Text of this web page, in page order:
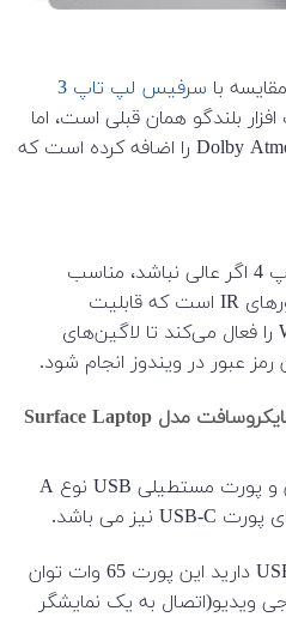
سرفیس لپ تاپ 3
بلندگو همان قبلی است، اما
مایکروسافت پشتیبانی از Dolby Atmos 9 را اضافه کرده است که
کیفیت وب‌کم سرفیس لپ‌تاپ 4 اگر عالی نباشد، مناسب
است. این دوربین دارای سنسورهای IR است که قابلیت
تشخیص چهره Windows Hello را فعال می‌کند تا لاگین‌های
عبور در ویندوز انجام شود.
پورت ها و اتصالات لپ تاپ مایکروسافت مدل Surface Laptop
این لپ تاپ دارای جک هدفون و پورت مستطیلی USB نوع A
اگر آداپتور(هاب یا تبدیل) USB-C دارید این پورت 65 وات توان
ویدیو(اتصال به یک نمایشگر